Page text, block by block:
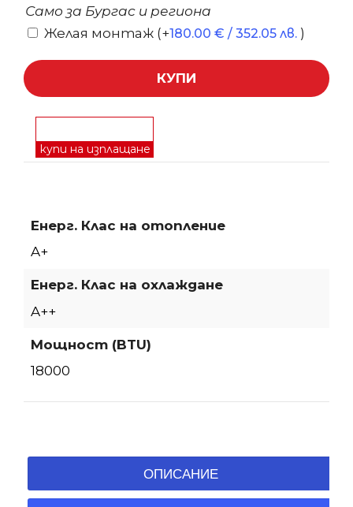
Само за Бургас и региона
Желая монтаж (+180.00 € / 352.05 лв. )
КУПИ
купи на изплащане
Енерг. Клас на отопление
A+
Енерг. Клас на охлаждане
A++
Мощност (BTU)
18000
ОПИСАНИЕ